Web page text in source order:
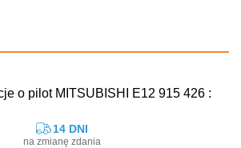
o pilot MITSUBISHI E12 915 426 :
14 DNI
na zmianę zdania